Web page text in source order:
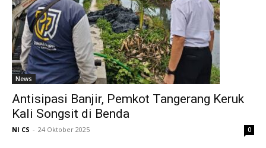
News
Antisipasi Banjir, Pemkot Tangerang Keruk
Kali Songsit di Benda
NI CS - 24 Oktober 2025 0